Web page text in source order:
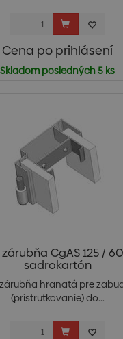
Cena po prihlásení
Skladom posledných 5 ks
CgAS 125 /
sadrokartón
hranatá pre
(pristrutkovanie) do...